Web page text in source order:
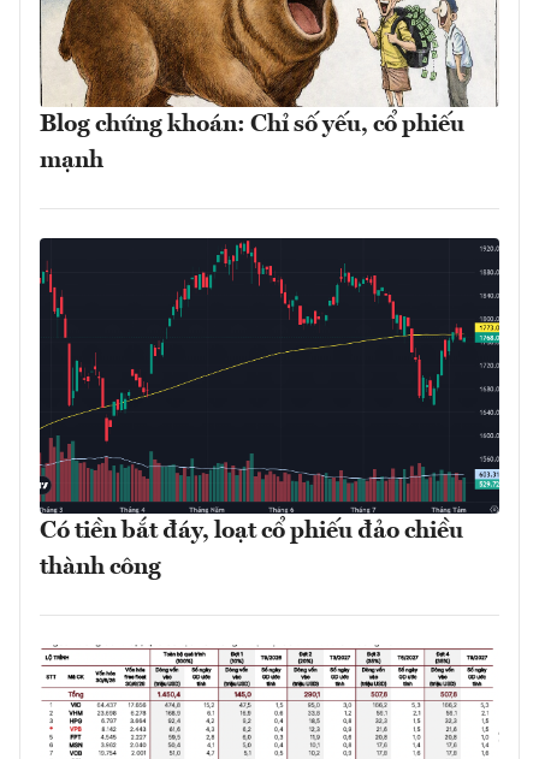
Blog chứng khoán: Chỉ số yếu, cổ phiếu
mạnh
Có tiền bắt đáy, loạt cổ phiếu đảo chiều
thành công